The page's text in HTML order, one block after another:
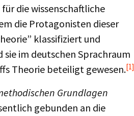
die wissenschaftliche
die Protagonisten dieser
klassifiziert und
im deutschen Sprachraum
Theorie beteiligt gewesen.[1]
Grundlagen
gebunden an die